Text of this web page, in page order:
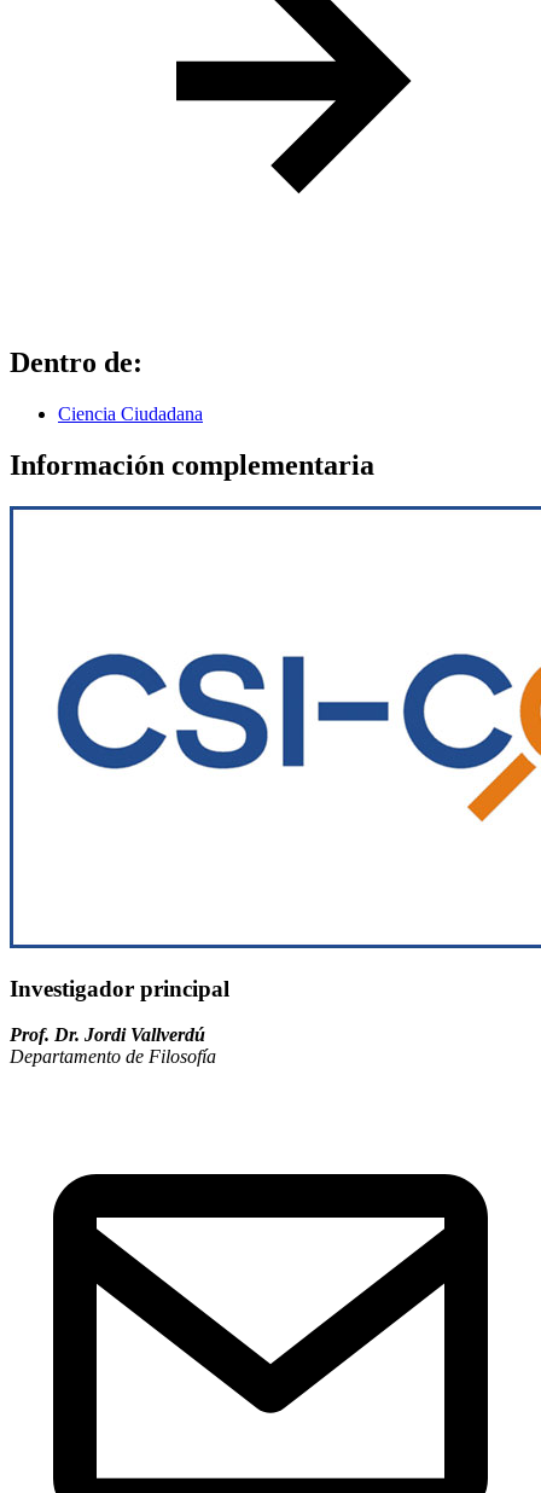
Dentro de:
Ciencia Ciudadana
Información complementaria
Investigador principal
Prof. Dr. Jordi Vallverdú
Departamento de Filosofía